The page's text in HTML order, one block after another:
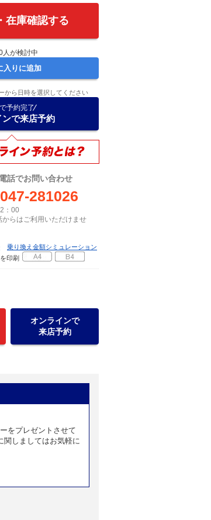
在庫確認する
人が検討中
入りに追加
から日時を選択してください
予約完了
ンで来店予約
話でお問い合わせ
281026
：00
らはご利用いただけませ
乗り換え金額シミュレーション
印刷
オンラインで
来店予約
をプレゼントさせて
しましてはお気軽に